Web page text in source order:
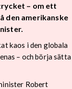
– om ett
den amerikanske
kaos i den globala
– och börja sätta
Robert